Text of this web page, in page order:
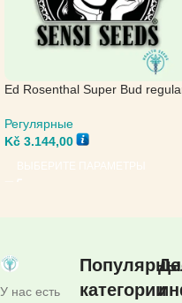
Ed Rosenthal Super Bud
Регулярные
Kč 3.144,00
У нас есть
категории